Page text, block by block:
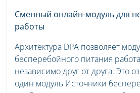
Сменный онлайн-модуль для
работы
Архитектура DPA позволяет
бесперебойного питания
независимо друг от друга. Это
один модуль Источники